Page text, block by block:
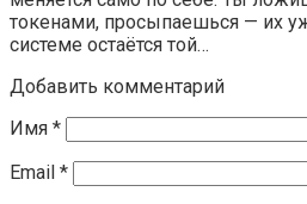
токенами, просыпаешься — их
системе остаётся той…
Добавить комментарий
Имя *
Email *